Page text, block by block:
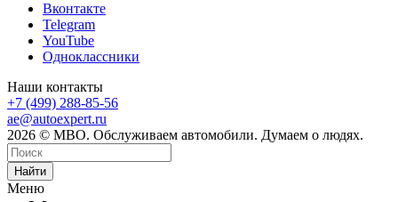
Вконтакте
Telegram
YouTube
Одноклассники
Наши контакты
+7 (499) 288-85-56
ae@autoexpert.ru
2026 © МВО. Обслуживаем автомобили. Думаем о людях.
Найти
Меню